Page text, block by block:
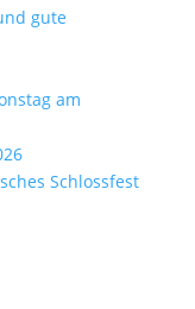
gute
am
Schlossfest